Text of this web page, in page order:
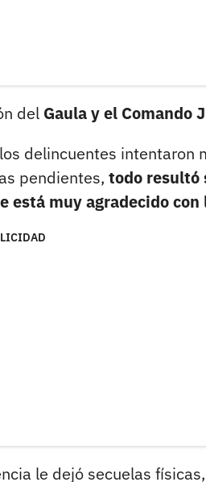
del Gaula y el Comando
delincuentes intentaron
pendientes, todo resultó
está muy agradecido
le dejó secuelas